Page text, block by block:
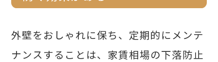
外壁をおしゃれに保ち、定期的にメンテ
ナンスすることは、家賃相場の下落防止